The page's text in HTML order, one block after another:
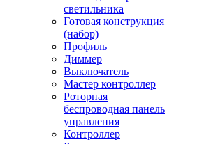
светильника
Готовая конструкция
(набор)
Профиль
Диммер
Выключатель
Мастер контроллер
Роторная
беспроводная панель
управления
Контроллер